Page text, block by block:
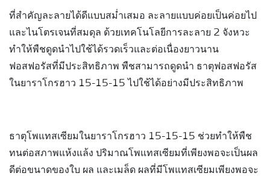
ที่สำคัญละลายได้ดีแบบสม่ำเสมอ ละลายแบบค่อยเป็นค่อยไป
และไนโตรเจนที่สมดุล ด้วยเทคโนโลยีการละลาย 2 จังหวะ
ทำให้พืชดูดนำไปใช้ได้รวดเร็วและต่อเนื่องยาวนาน
ฟอสฟอรัสที่มีประสิทธิภาพ พืชสามารถดูดนำ ธาตุฟอสฟอรัส
ในยาราโกรฮาว 15-15-15 ไปใช้ได้อย่างมีประสิทธิภาพ
ธาตุโพแทสเซียมในยาราโกรฮาว 15-15-15 ช่วยทำให้พืช
ทนต่อสภาพแห้งแล้ง ปริมาณโพแทสเซียมที่เพียงพอจะเป็นผล
ดีต่อขนาดของใบ ผล และเมล็ด ผลที่มีโพแทสเซียมเพียงพอจะ